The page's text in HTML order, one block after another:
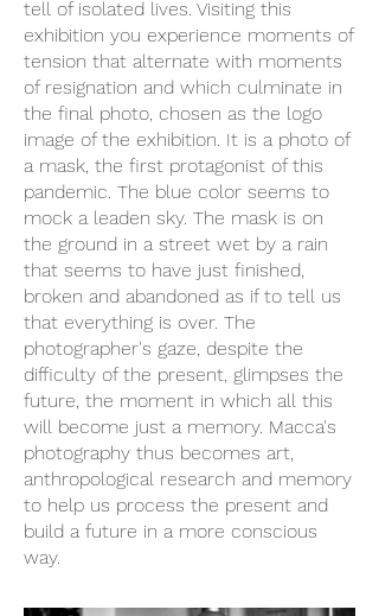
tell of isolated lives. Visiting this
exhibition you experience moments of
tension that alternate with moments
of resignation and which culminate in
the final photo, chosen as the logo
image of the exhibition. It is a photo of
a mask, the first protagonist of this
pandemic. The blue color seems to
mock a leaden sky. The mask is on
the ground in a street wet by a rain
that seems to have just finished,
broken and abandoned as if to tell us
that everything is over. The
photographer's gaze, despite the
difficulty of the present, glimpses the
future, the moment in which all this
will become just a memory. Macca's
photography thus becomes art,
anthropological research and memory
to help us process the present and
build a future in a more conscious
way.